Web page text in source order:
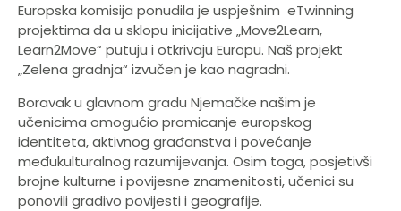
Europska komisija ponudila je uspješnim eTwinning
projektima da u sklopu inicijative „Move2Learn,
Learn2Move“ putuju i otkrivaju Europu. Naš projekt
„Zelena gradnja“ izvučen je kao nagradni.
Boravak u glavnom gradu Njemačke našim je
učenicima omogućio promicanje europskog
identiteta, aktivnog građanstva i povećanje
međukulturalnog razumijevanja. Osim toga, posjetivši
brojne kulturne i povijesne znamenitosti, učenici su
ponovili gradivo povijesti i geografije.